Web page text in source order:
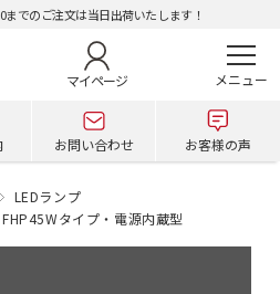
でのご注文は当日出荷いたします！
マイページ
お問い合わせ お客様の声
LEDランプ
FHP45Wタイプ・電源内蔵型